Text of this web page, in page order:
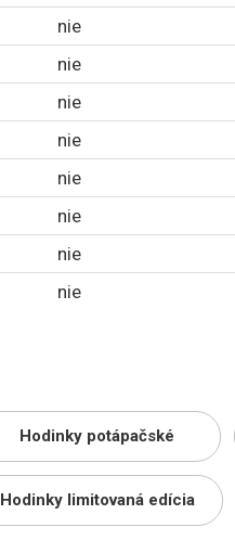
nie
nie
nie
nie
nie
nie
nie
nie
Hodinky potápačské
Hodinky limitovaná edícia